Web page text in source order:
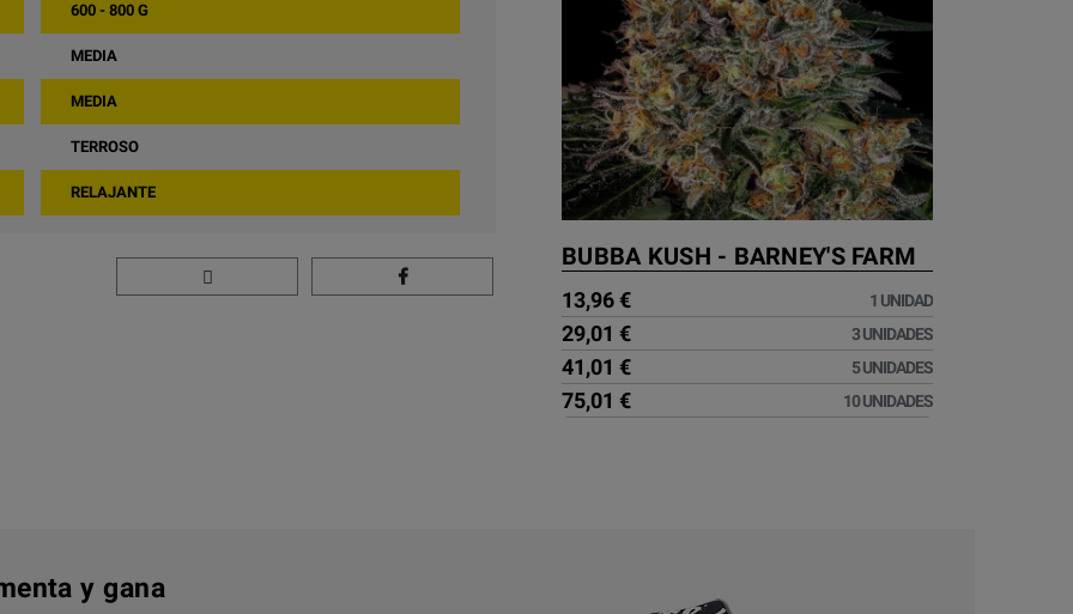
600 - 800 G
MEDIA
MEDIA
TERROSO
RELAJANTE
BUBBA KUSH - BARNEY'S FARM
13,96 € 1 UNIDAD
29,01 € 3 UNIDADES
41,01 € 5 UNIDADES
75,01 € 10 UNIDADES
y gana